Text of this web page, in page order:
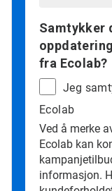
Samtykker
fra Ecolab?
Jeg
Ecolab
Ved å merke
Ecolab kan
informasjon.